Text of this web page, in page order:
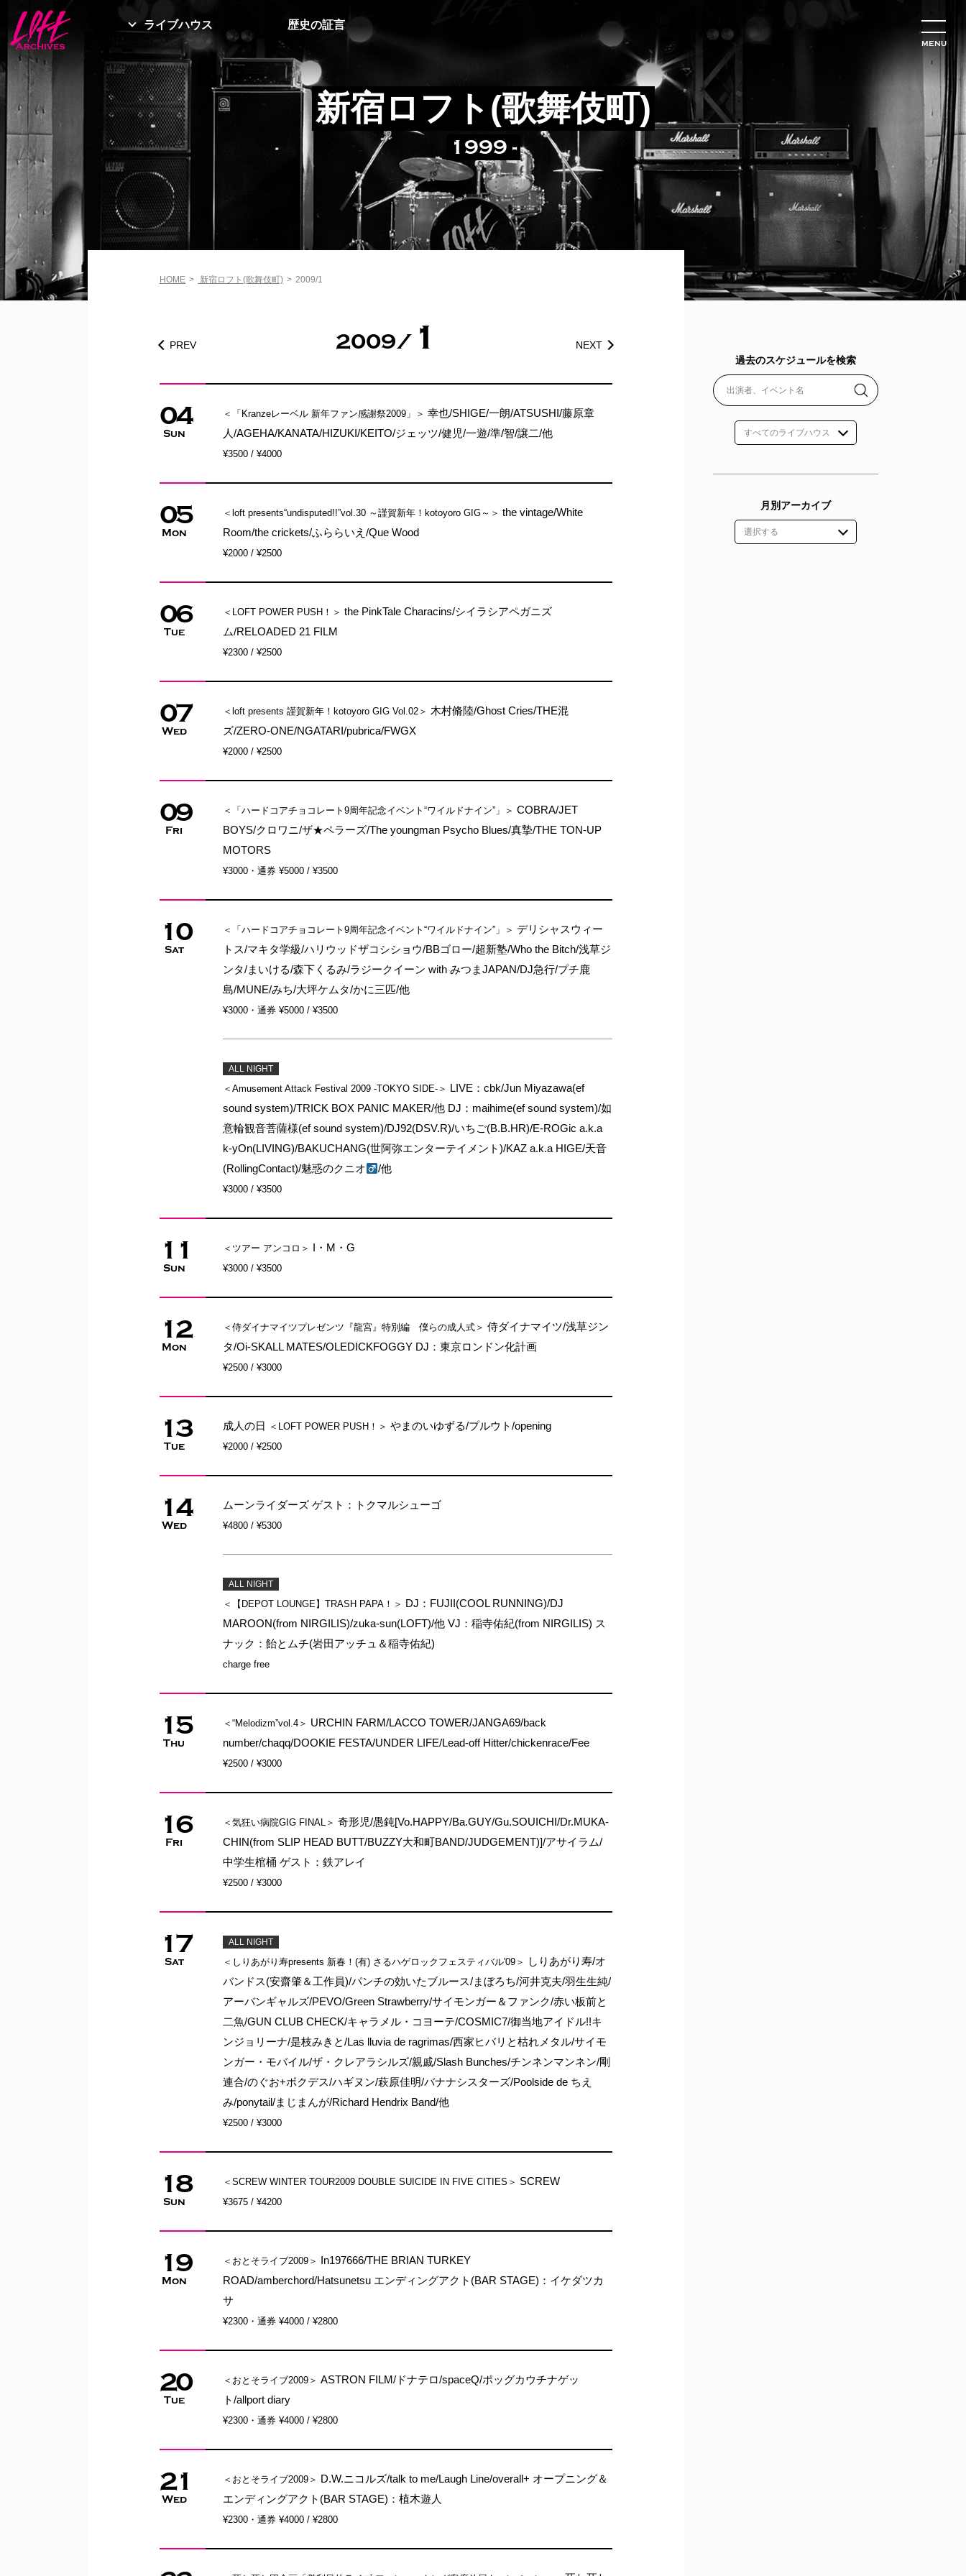
ライブハウス 歴史の証言
新宿ロフト(歌舞伎町)
1999 -
MENU
HOME > 新宿ロフト(歌舞伎町) > 2009/1
2009/ 1 NEXT
PREV
04
Sun
＜「Kranzeレーベル 新年ファン感謝祭2009」＞ 幸也/SHIGE/一朗/ATSUSHI/藤原章
人/AGEHA/KANATA/HIZUKI/KEITO/ジェッツ/健児/一遊/準/智/譲二/他
¥3500 / ¥4000
05
Mon
＜loft presents“undisputed!!”vol.30 ～謹賀新年！kotoyoro GIG～＞ the vintage/White
Room/the crickets/ふららいえ/Que Wood
¥2000 / ¥2500
06
Tue
＜LOFT POWER PUSH！＞ the PinkTale Characins/シイラシアペガニズ
ム/RELOADED 21 FILM
¥2300 / ¥2500
07
Wed
＜loft presents 謹賀新年！kotoyoro GIG Vol.02＞ 木村脩陸/Ghost Cries/THE混
ズ/ZERO-ONE/NGATARI/pubrica/FWGX
¥2000 / ¥2500
09
Fri
＜「ハードコアチョコレート9周年記念イベント“ワイルドナイン”」＞ COBRA/JET
BOYS/クロワニ/ザ★ペラーズ/The youngman Psycho Blues/真摯/THE TON-UP
MOTORS
¥3000・通券 ¥5000 / ¥3500
10
Sat
＜「ハードコアチョコレート9周年記念イベント“ワイルドナイン”」＞ デリシャスウィー
トス/マキタ学級/ハリウッドザコシショウ/BBゴロー/超新塾/Who the Bitch/浅草ジ
ンタ/まいける/森下くるみ/ラジークイーン with みつまJAPAN/DJ急行/プチ鹿
島/MUNE/みち/大坪ケムタ/かに三匹/他
¥3000・通券 ¥5000 / ¥3500
ALL NIGHT
＜Amusement Attack Festival 2009 -TOKYO SIDE-＞ LIVE：cbk/Jun Miyazawa(ef
sound system)/TRICK BOX PANIC MAKER/他 DJ：maihime(ef sound system)/如
意輪観音菩薩様(ef sound system)/DJ92(DSV.R)/いちご(B.B.HR)/E-ROGic a.k.a
k-yOn(LIVING)/BAKUCHANG(世阿弥エンターテイメント)/KAZ a.k.a HIGE/天音
(RollingContact)/魅惑のクニオ
/他
¥3000 / ¥3500
11
Sun
＜ツアー アンコロ＞ I・M・G
¥3000 / ¥3500
12
Mon
＜侍ダイナマイツプレゼンツ『龍宮』特別編 僕らの成人式＞ 侍ダイナマイツ/浅草ジン
タ/Oi-SKALL MATES/OLEDICKFOGGY DJ：東京ロンドン化計画
¥2500 / ¥3000
13
Tue
成人の日 ＜LOFT POWER PUSH！＞ やまのいゆずる/プルウト/opening
¥2000 / ¥2500
14
Wed
ムーンライダーズ ゲスト：トクマルシューゴ
¥4800 / ¥5300
ALL NIGHT
＜【DEPOT LOUNGE】TRASH PAPA！＞ DJ：FUJII(COOL RUNNING)/DJ
MAROON(from NIRGILIS)/zuka-sun(LOFT)/他 VJ：稲寺佑紀(from NIRGILIS) ス
ナック：飴とムチ(岩田アッチュ＆稲寺佑紀)
charge free
15
Thu
＜“Melodizm”vol.4＞ URCHIN FARM/LACCO TOWER/JANGA69/back
number/chaqq/DOOKIE FESTA/UNDER LIFE/Lead-off Hitter/chickenrace/Fee
¥2500 / ¥3000
16
Fri
＜気狂い病院GIG FINAL＞ 奇形児/愚鈍[Vo.HAPPY/Ba.GUY/Gu.SOUICHI/Dr.MUKA-
CHIN(from SLIP HEAD BUTT/BUZZY大和町BAND/JUDGEMENT)]/アサイラム/
中学生棺桶 ゲスト：鉄アレイ
¥2500 / ¥3000
17
Sat
ALL NIGHT
＜しりあがり寿presents 新春！(有) さるハゲロックフェスティバル'09＞
しりあがり寿/オ
バンドス(安齋肇＆工作員)/パンチの効いたブルース/まぼろち/河井克夫/羽生生純/
アーバンギャルズ/PEVO/Green Strawberry/サイモンガー＆ファンク/赤い板前と
二魚/GUN CLUB CHECK/キャラメル・コヨーテ/COSMIC7/御当地アイドル!!キ
ンジョリーナ/是枝みきと/Las lluvia de ragrimas/西家ヒバリと枯れメタル/サイモ
ンガー・モバイル/ザ・クレアラシルズ/親戚/Slash Bunches/チンネンマンネン/剛
連合/のぐお+ボクデス/ハギヌン/萩原佳明/バナナシスターズ/Poolside de ちえ
み/ponytail/まじまんが/Richard Hendrix Band/他
¥2500 / ¥3000
18
Sun
＜SCREW WINTER TOUR2009 DOUBLE SUICIDE IN FIVE CITIES＞ SCREW
¥3675 / ¥4200
19
Mon
＜おとそライブ2009＞ In197666/THE BRIAN TURKEY
ROAD/amberchord/Hatsunetsu エンディングアクト(BAR STAGE)：イケダツカ
サ
¥2300・通券 ¥4000 / ¥2800
20
Tue
＜おとそライブ2009＞ ASTRON FILM/ドナテロ/spaceQ/ポッグカウチナゲッ
ト/allport diary
¥2300・通券 ¥4000 / ¥2800
21
Wed
＜おとそライブ2009＞ D.W.ニコルズ/talk to me/Laugh Line/overall+ オープニング＆
エンディングアクト(BAR STAGE)：植木遊人
¥2300・通券 ¥4000 / ¥2800
過去のスケジュールを検索
月別アーカイブ